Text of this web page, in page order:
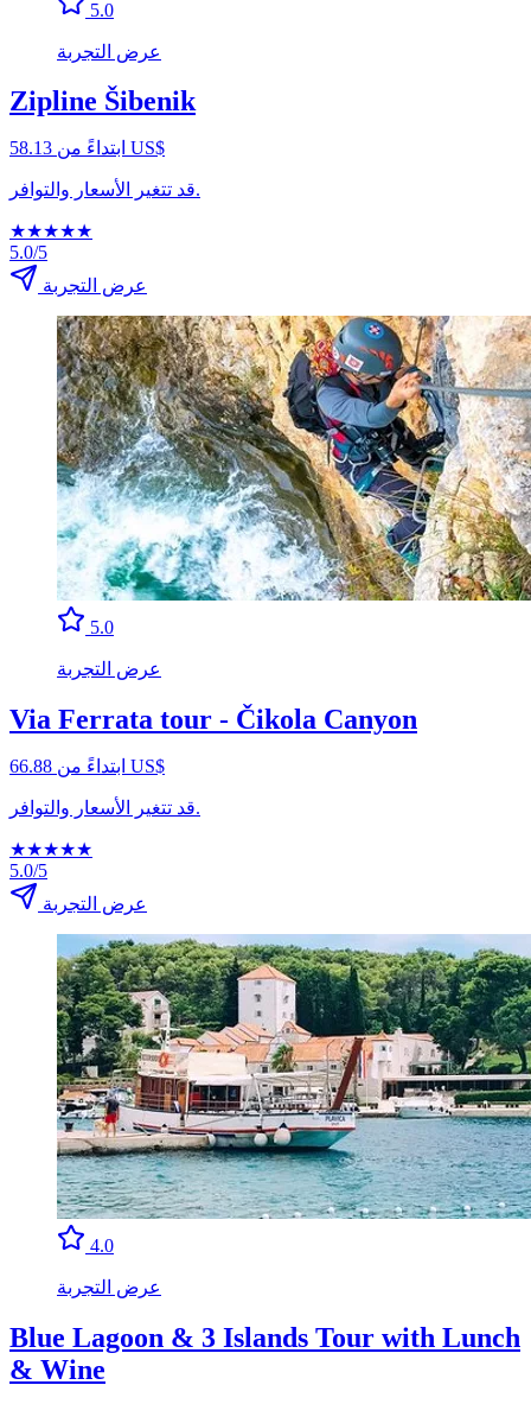
5.0
عرض التجربة
Zipline Šibenik
ابتداءً من ‏58.13 US$
قد تتغير الأسعار والتوافر.
★★★★★
5.0/5
عرض التجربة
5.0
عرض التجربة
Via Ferrata tour - Čikola Canyon
ابتداءً من ‏66.88 US$
قد تتغير الأسعار والتوافر.
★★★★★
5.0/5
عرض التجربة
4.0
عرض التجربة
Blue Lagoon & 3 Islands Tour with Lunch
& Wine